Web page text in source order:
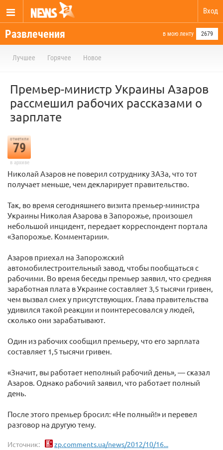
Вход
Развлечения в мою ленту 2679
Лучшее Горячее Новое
Премьер-министр Украины Азаров
рассмешил рабочих рассказами о
зарплате
отметили
79
в архиве
Николай Азаров не поверил сотруднику ЗАЗа, что тот
получает меньше, чем декларирует правительство.
Так, во время сегодняшнего визита премьер-министра
Украины Николая Азарова в Запорожье, произошел
небольшой инцидент, передает корреспондент портала
«Запорожье. Комментарии».
Азаров приехал на Запорожский
автомобилестроительный завод, чтобы пообщаться с
рабочими. Во время беседы премьер заявил, что средняя
заработная плата в Украине составляет 3,5 тысячи гривен,
чем вызвал смех у присутствующих. Глава правительства
удивился такой реакции и поинтересовался у людей,
сколько они зарабатывают.
Один из рабочих сообщил премьеру, что его зарплата
составляет 1,5 тысячи гривен.
«Значит, вы работает неполный рабочий день», — сказал
Азаров. Однако рабочий заявил, что работает полный
день.
После этого премьер бросил: «Не полный!» и перевел
разговор на другую тему.
Источник: zp.comments.ua/news/2012/10/16...